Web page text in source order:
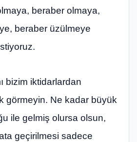
beraber olmaya,
beraber üzülmeye
bizim iktidarlardan
görmeyin. Ne kadar büyük
ile gelmiş olursa olsun,
geçirilmesi sadece